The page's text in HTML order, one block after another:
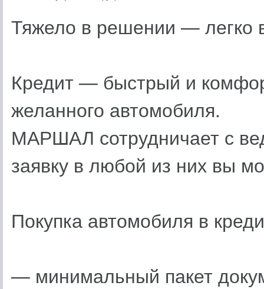
Тяжело в решении — легко
Кредит — быстрый и
желанного автомобиля.
МАРШАЛ сотрудничает с
заявку в любой из них вы
Покупка автомобиля в
— минимальный пакет